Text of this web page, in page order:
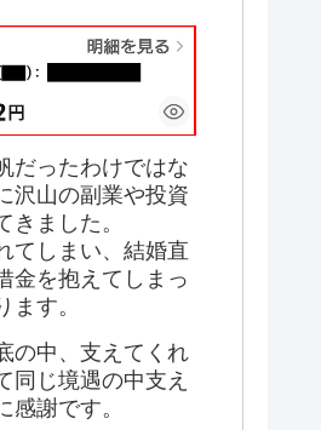
だったわけではな
沢山の副業や投資
きました。
てしまい、結婚直
金を抱えてしまっ
ます。
の中、支えてくれ
同じ境遇の中支え
感謝です。